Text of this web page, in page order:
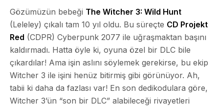
Gözümüzün bebeği The Witcher 3: Wild Hunt
(Leleley) çıkalı tam 10 yıl oldu. Bu süreçte CD Projekt
Red (CDPR) Cyberpunk 2077 ile uğraşmaktan başını
kaldırmadı. Hatta öyle ki, oyuna özel bir DLC bile
çıkardılar! Ama işin aslını söylemek gerekirse, bu ekip
Witcher 3 ile işini henüz bitirmiş gibi görünüyor. Ah,
tabii ki daha da fazlası var! En son dedikodulara göre,
Witcher 3’ün “son bir DLC” alabileceği rivayetleri